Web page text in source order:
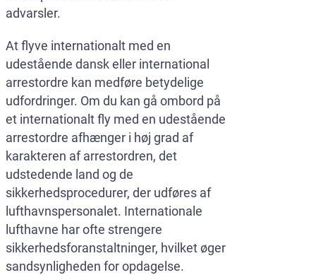
advarsler.
At flyve internationalt med en
udestående dansk eller international
arrestordre kan medføre betydelige
udfordringer. Om du kan gå ombord på
et internationalt fly med en udestående
arrestordre afhænger i høj grad af
karakteren af arrestordren, det
udstedende land og de
sikkerhedsprocedurer, der udføres af
lufthavnspersonalet. Internationale
lufthavne har ofte strengere
sikkerhedsforanstaltninger, hvilket øger
sandsynligheden for opdagelse.